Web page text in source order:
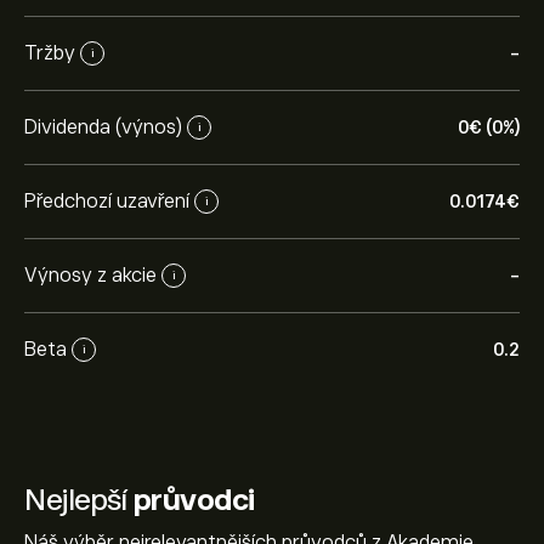
Tržby i -
Dividenda (výnos) i 0‎€‎ (0%)
Předchozí uzavření i 0.0174‎€‎
Výnosy z akcie i -
Beta i 0.2
Nejlepšíprůvodci